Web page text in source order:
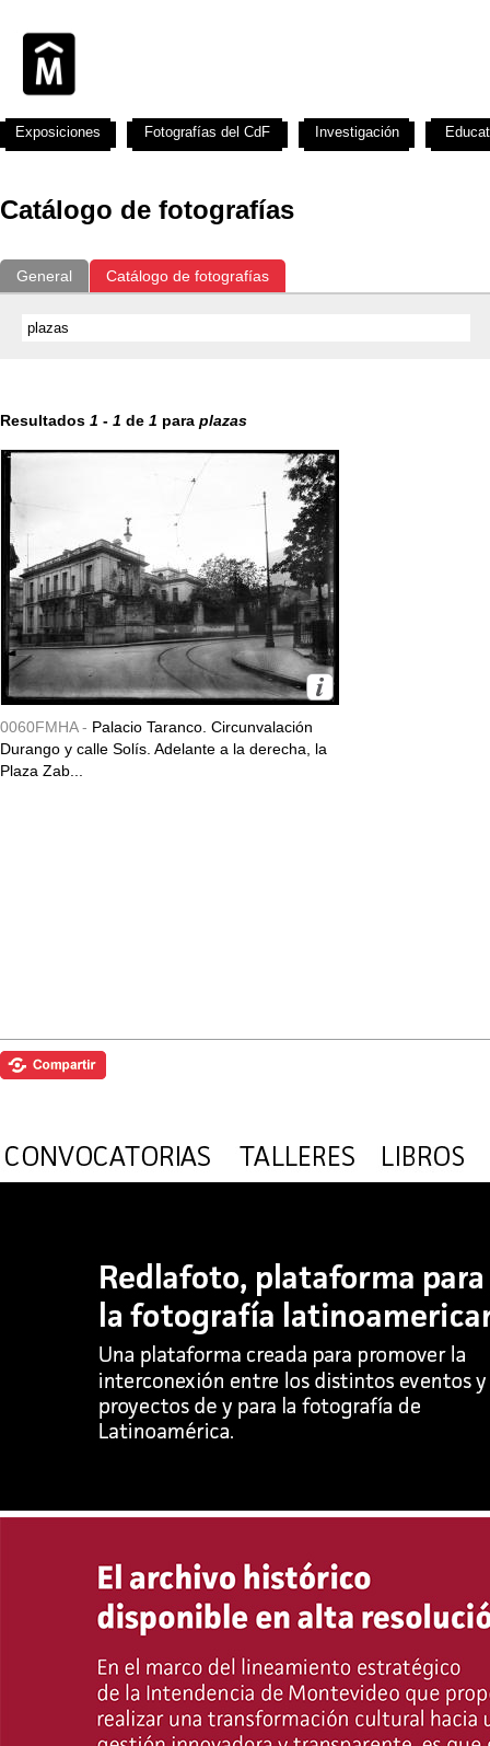
Catálogo de fotografías
General Catálogo de fotografías
Resultados 1 - 1 de 1 para plazas
0060FMHA - Palacio Taranco. Circunvalación
Durango y calle Solís. Adelante a la derecha, la
Plaza Zab...
Exposiciones Fotografías del CdF Investigación